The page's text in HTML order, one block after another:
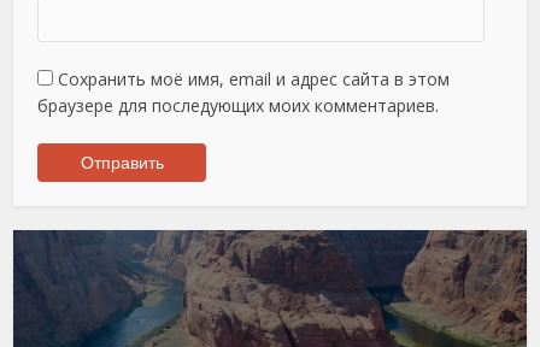
Сохранить моё имя, email и адрес сайта в этом
браузере для последующих моих комментариев.